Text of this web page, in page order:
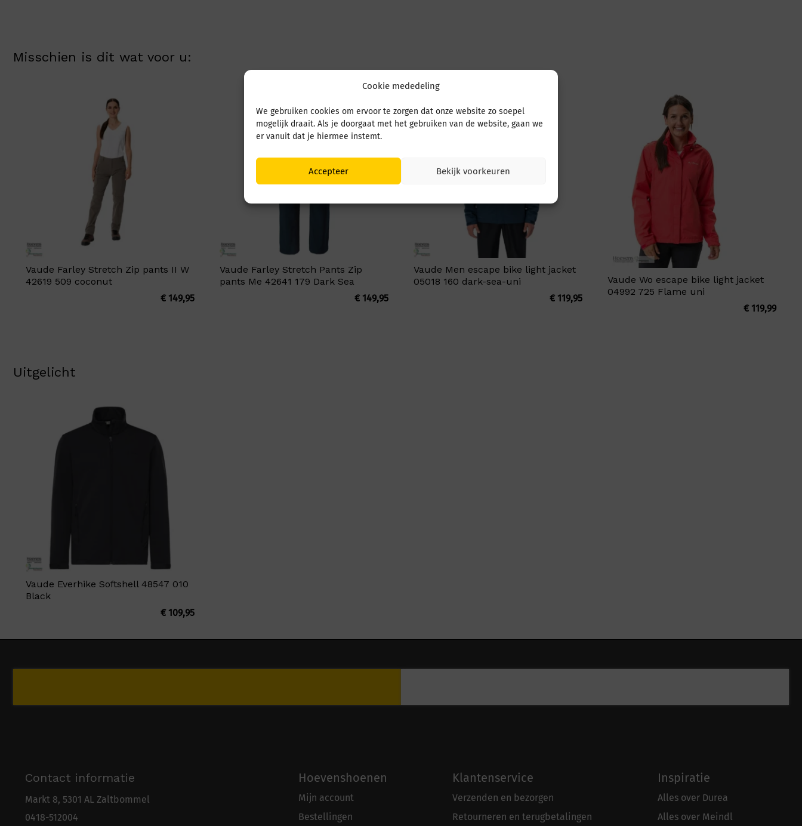
Cookie mededeling
We gebruiken cookies om ervoor te zorgen dat onze website zo soepel
mogelijk draait. Als je doorgaat met het gebruiken van de website, gaan we
er vanuit dat je hiermee instemt.
Accepteer Bekijk voorkeuren
Misschien is dit wat voor u:
Vaude Farley Stretch Zip pants II W
42619 509 coconut
€149,95
Vaude Farley Stretch Pants Zip
pants Me 42641 179 Dark Sea
€149,95
Vaude Men escape bike light jacket
05018 160 dark-sea-uni
€119,95
Vaude Wo escape bike light jacket
04992 725 Flame uni
€119,99
Uitgelicht
Vaude Everhike Softshell 48547 010
Black
€109,95
Contact informatie
Markt 8, 5301 AL Zaltbommel
0418-512004
Hoevenshoenen
Mijn account
Bestellingen
Klantenservice
Verzenden en bezorgen
Retourneren en terugbetalingen
Inspiratie
Alles over Durea
Alles over Meindl